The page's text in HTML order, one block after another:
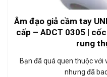
Âm đạo giả cầm tay
cấp – ADCT 0305 |
rung
Bạn đã quá quen thuộc với
nhưng đã